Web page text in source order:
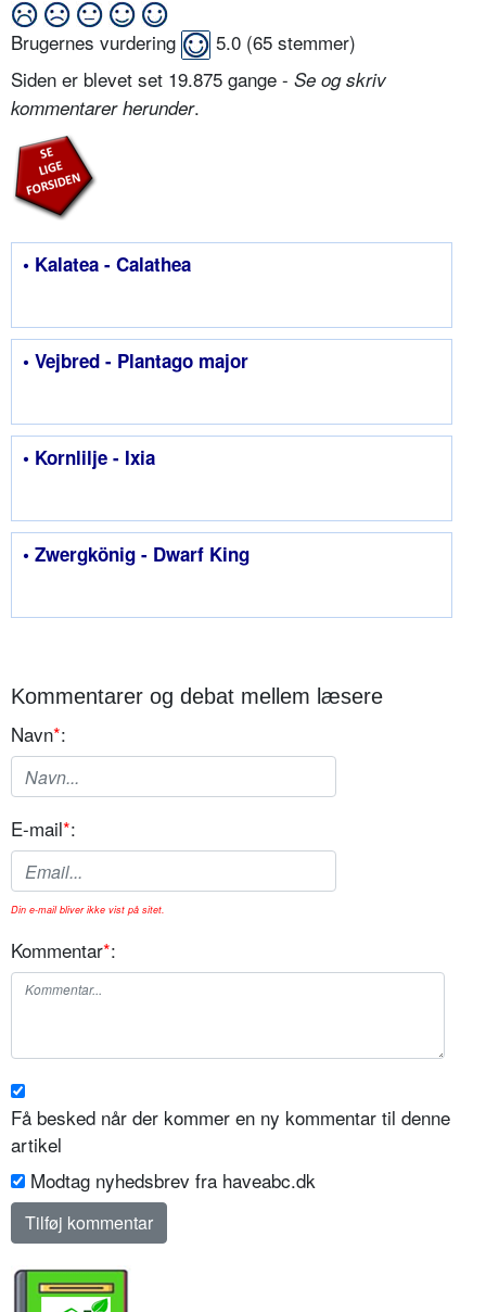
Brugernes vurdering 5.0 (65 stemmer)
Siden er blevet set 19.875 gange - Se og skriv
kommentarer herunder.
• Kalatea - Calathea
• Vejbred - Plantago major
• Kornlilje - Ixia
• Zwergkönig - Dwarf King
Kommentarer og debat mellem læsere
Navn*:
E-mail*:
Din e-mail bliver ikke vist på sitet.
Kommentar*:
Få besked når der kommer en ny kommentar til denne
artikel
Modtag nyhedsbrev fra haveabc.dk